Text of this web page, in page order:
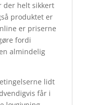
der helt sikkert
produktet er
er priserne
fordi
almindelig
lidt
får i